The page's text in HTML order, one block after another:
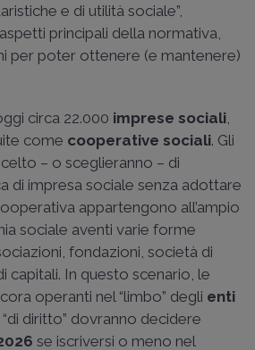
e di utilità sociale”,
principali della normativa,
per poter ottenere (e mantenere)
circa 22.000 imprese sociali
come cooperative sociali. Gli
– o sceglieranno – di
di impresa sociale senza adottare
appartengono all’ampio
sociale aventi varie forme
fondazioni, società di
capitali. In questo scenario, le
operanti nel “limbo” degli enti
“di diritto” dovranno decidere
se iscriversi o meno nel